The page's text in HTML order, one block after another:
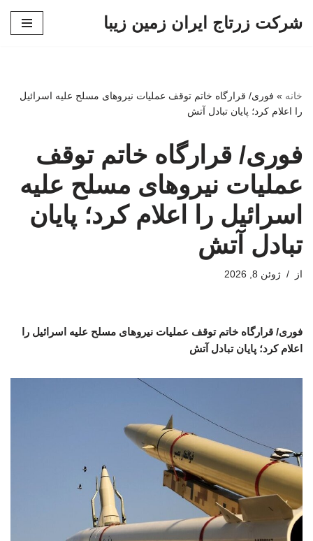
شرکت زرتاج ایران زمین زیبا
خانه » فوری/ قرارگاه خاتم‌ توقف عملیات نیروهای مسلح علیه اسرائیل
را اعلام کرد؛ پایان تبادل آتش
فوری/ قرارگاه خاتم‌ توقف
عملیات نیروهای مسلح علیه
اسرائیل را اعلام کرد؛ پایان
تبادل آتش
از ژوئن 8, 2026
فوری/ قرارگاه خاتم‌ توقف عملیات نیروهای مسلح علیه اسرائیل را
اعلام کرد؛ پایان تبادل آتش